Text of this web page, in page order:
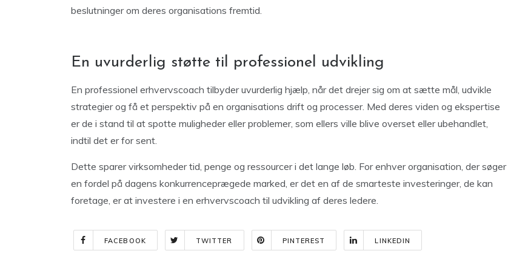
beslutninger om deres organisations fremtid.
En uvurderlig støtte til professionel udvikling
En professionel erhvervscoach tilbyder uvurderlig hjælp, når det drejer sig om at sætte mål, udvikle
strategier og få et perspektiv på en organisations drift og processer. Med deres viden og ekspertise
er de i stand til at spotte muligheder eller problemer, som ellers ville blive overset eller ubehandlet,
indtil det er for sent.
Dette sparer virksomheder tid, penge og ressourcer i det lange løb. For enhver organisation, der søger
en fordel på dagens konkurrenceprægede marked, er det en af de smarteste investeringer, de kan
foretage, er at investere i en erhvervscoach til udvikling af deres ledere.
FACEBOOK TWITTER PINTEREST LINKEDIN